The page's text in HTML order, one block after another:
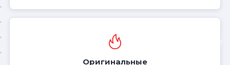
Оригинальные